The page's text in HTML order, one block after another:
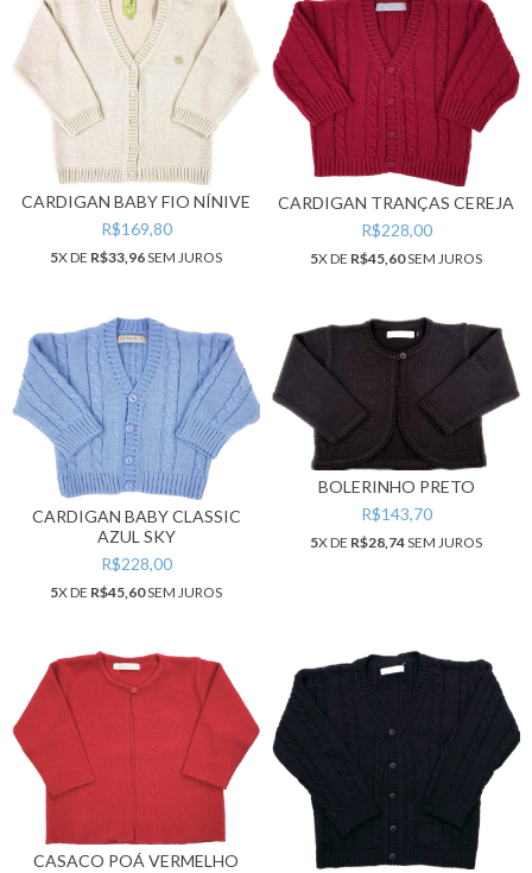
CARDIGAN BABY FIO NÍNIVE
R$169,80
5X DE R$33,96SEM JUROS
CARDIGAN TRANÇAS CEREJA
R$228,00
5X DE R$45,60SEM JUROS
CARDIGAN BABY CLASSIC
AZUL SKY
R$228,00
5X DE R$45,60SEM JUROS
BOLERINHO PRETO
R$143,70
5X DE R$28,74SEM JUROS
CASACO POÁ VERMELHO